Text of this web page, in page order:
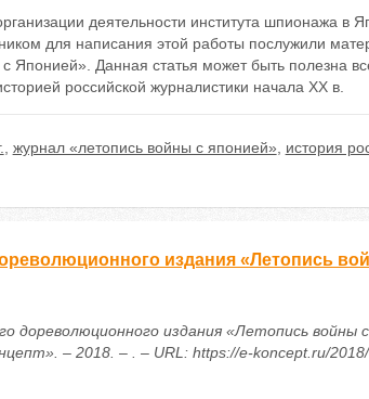
деятельности института шпионажа в
для написания этой работы послужили
Японией». Данная статья может быть полезна
российской журналистики начала XX в.
журнал «летопись войны с японией»
история
издания «Летопись
дореволюционного издания «Летопись войны с
– 2018. – . – URL: https://e-koncept.ru/